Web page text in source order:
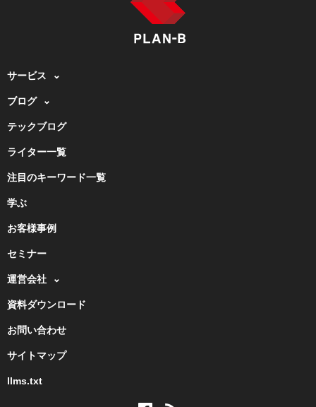
サービス
ブログ
テックブログ
ライター一覧
注目のキーワード一覧
学ぶ
お客様事例
セミナー
運営会社
資料ダウンロード
お問い合わせ
サイトマップ
llms.txt